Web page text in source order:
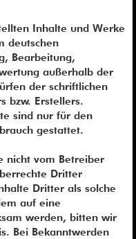
Inhalte und Werke
deutschen
Bearbeitung,
außerhalb der
der schriftlichen
bzw. Erstellers.
sind nur für den
gestattet.
nicht vom Betreiber
Dritter
Dritter als solche
auf eine
werden, bitten wir
Bei Bekanntwerden